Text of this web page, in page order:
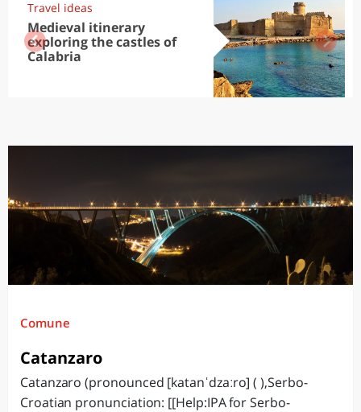
Travel ideas
Medieval itinerary
exploring the castles of
Calabria
Comune
Catanzaro
Catanzaro (pronounced [katanˈdzaːro] ( ),Serbo-
Croatian pronunciation: [[Help:IPA for Serbo-